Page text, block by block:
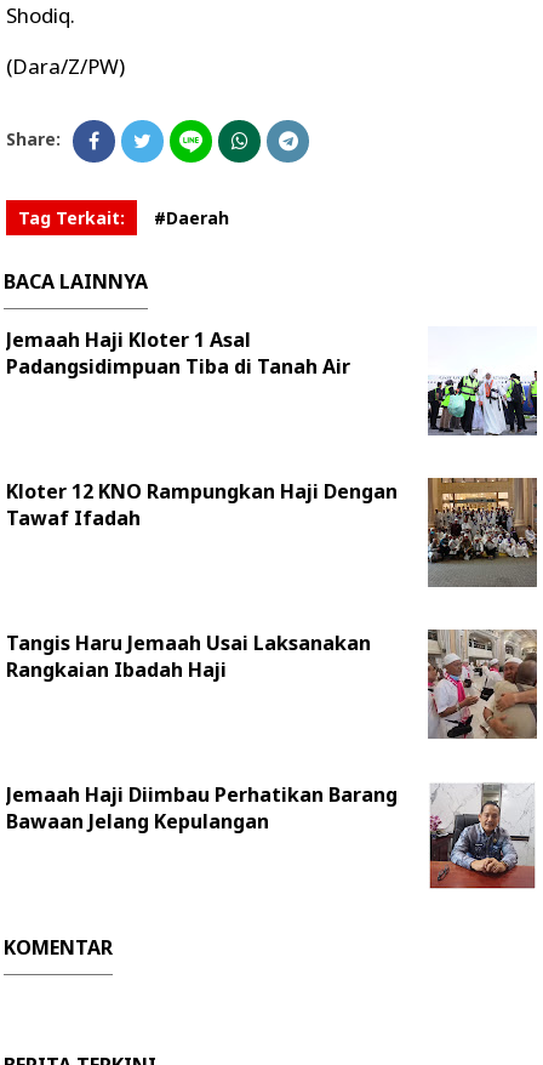
Shodiq.
(Dara/Z/PW)
Share:
Tag Terkait: #Daerah
BACA LAINNYA
Jemaah Haji Kloter 1 Asal
Padangsidimpuan Tiba di Tanah Air
Kloter 12 KNO Rampungkan Haji Dengan
Tawaf Ifadah
Tangis Haru Jemaah Usai Laksanakan
Rangkaian Ibadah Haji
Jemaah Haji Diimbau Perhatikan Barang
Bawaan Jelang Kepulangan
KOMENTAR